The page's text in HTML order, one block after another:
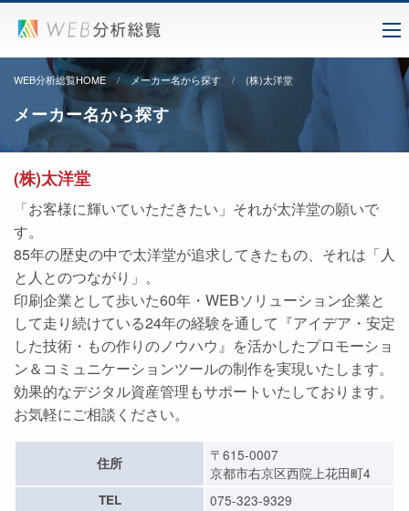
WEB分析総覧HOME メーカー名から探す (株)太洋堂
メーカー名から探す
(株)太洋堂
「お客様に輝いていただきたい」それが太洋堂の願いで
す。
85年の歴史の中で太洋堂が追求してきたもの、それは「人
と人とのつながり」。
印刷企業として歩いた60年・WEBソリューション企業と
して走り続けている24年の経験を通して『アイデア・安定
した技術・もの作りのノウハウ』を活かしたプロモーショ
ン＆コミュニケーションツールの制作を実現いたします。
効果的なデジタル資産管理もサポートいたしております。
お気軽にご相談ください。
住所
〒615-0007
京都市右京区西院上花田町4
TEL 075-323-9329